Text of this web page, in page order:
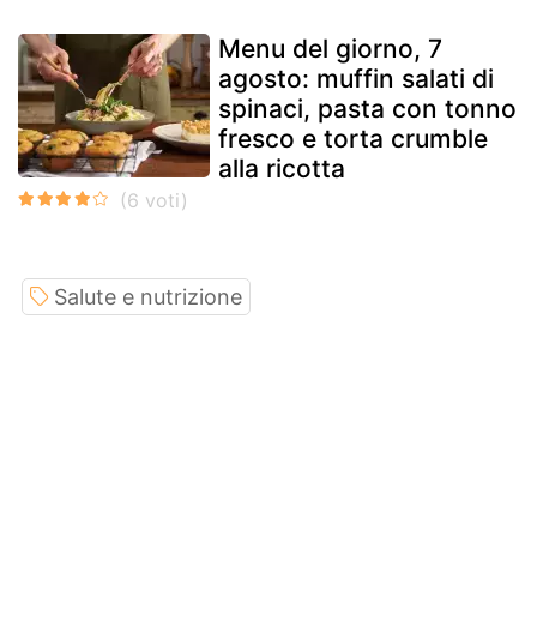
Menu del giorno, 7
agosto: muffin salati di
spinaci, pasta con tonno
fresco e torta crumble
alla ricotta
Salute e nutrizione